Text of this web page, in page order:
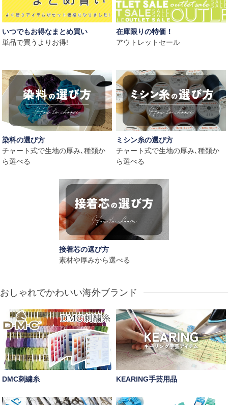
いつでもお得なまとめ買い
単品で買うよりお得!
在庫限りの特価！
アウトレットセール
染料の選び方
チャート式で生地の厚み､種類か
ら選べる
ミシン糸の選び方
チャート式で生地の厚み､種類か
ら選べる
接着芯の選び方
素材や厚みから選べる
おしゃれでかわいい海外ブランド
DMC刺繍糸 KEARING手芸用品